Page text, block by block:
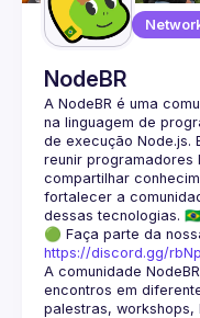
NodeBR
A NodeBR é uma
na linguagem de
de execução Node.js.
reunir programadores
compartilhar
fortalecer a
🟢 Faça parte da
https://discord.gg/
A comunidade
encontros em
palestras, workshops,